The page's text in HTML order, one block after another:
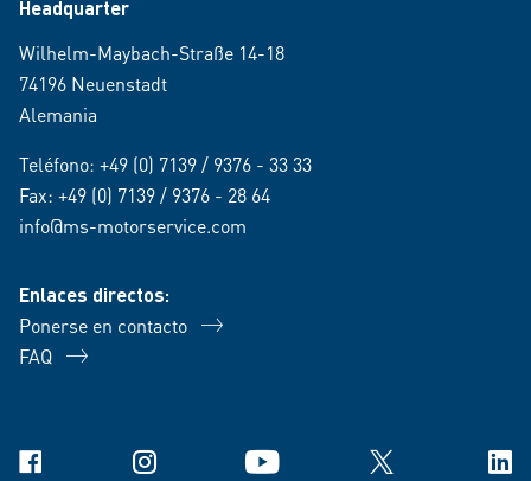
Headquarter
Wilhelm-Maybach-Straße 14-18
74196 Neuenstadt
Alemania
Teléfono: +49 (0) 7139 / 9376 - 33 33
Fax: +49 (0) 7139 / 9376 - 28 64
info@ms-motorservice.com
Enlaces directos:
Ponerse en contacto
FAQ
Facebook Instagram YouTube X